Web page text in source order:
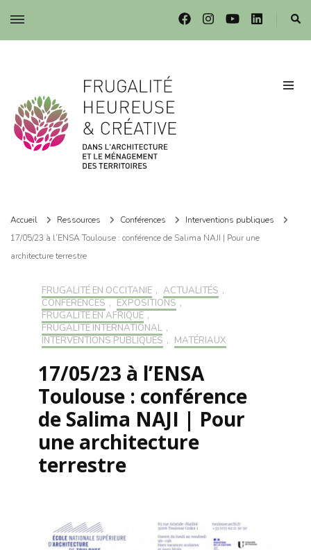
Frugalité dans l'architecture et le ménagement des territoires
Accueil Ressources Conférences
Interventions publiques
17/05/23 à l’ENSA Toulouse : conférence de Salima NAJI | Pour une
architecture terrestre
FRUGALITÉ EN OCCITANIE , ACTUALITÉS ,
CONFÉRENCES , EXPOSITIONS ,
FRUGALITÉ EN AFRIQUE ,
FRUGALITÉ INTERNATIONAL ,
INTERVENTIONS PUBLIQUES , MATÉRIAUX
17/05/23 à l’ENSA
Toulouse : conférence
de Salima NAJI | Pour
une architecture
terrestre